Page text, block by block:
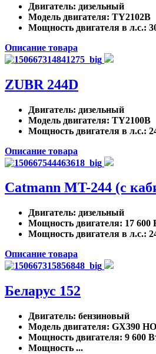
Двигатель: дизельный
Модель двигателя: TY2102B
Мощность двигателя в л.с.:
Описание товара
ZUBR 244D
Двигатель: дизельный
Модель двигателя: TY2100B
Мощность двигателя в л.с.:
Описание товара
Catmann MT-244 (с
Двигатель: дизельный
Мощность двигателя: 17 600
Мощность двигателя в л.с.:
Описание товара
Беларус 152
Двигатель: бензиновый
Модель двигателя: GX390
Мощность двигателя: 9 600
Мощность ...